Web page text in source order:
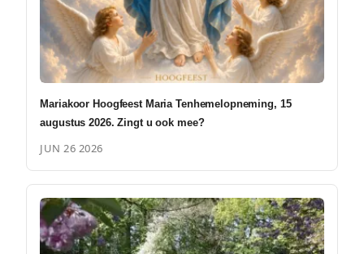
Mariakoor Hoogfeest Maria Tenhemelopneming, 15
augustus 2026. Zingt u ook mee?
JUN 26 2026